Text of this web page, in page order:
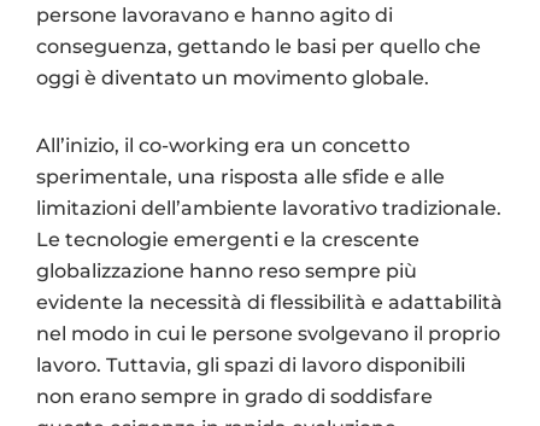
persone lavoravano e hanno agito di
conseguenza, gettando le basi per quello che
oggi è diventato un movimento globale.
All’inizio, il co-working era un concetto
sperimentale, una risposta alle sfide e alle
limitazioni dell’ambiente lavorativo tradizionale.
Le tecnologie emergenti e la crescente
globalizzazione hanno reso sempre più
evidente la necessità di flessibilità e adattabilità
nel modo in cui le persone svolgevano il proprio
lavoro. Tuttavia, gli spazi di lavoro disponibili
non erano sempre in grado di soddisfare